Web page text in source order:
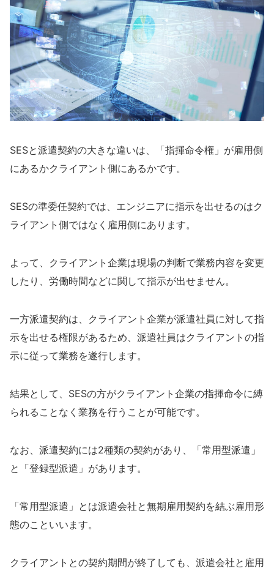
SESと派遣契約の大きな違いは、「指揮命令権」が雇用側
にあるかクライアント側にあるかです。
SESの準委任契約では、エンジニアに指示を出せるのはク
ライアント側ではなく雇用側にあります。
よって、クライアント企業は現場の判断で業務内容を変更
したり、労働時間などに関して指示が出せません。
一方派遣契約は、クライアント企業が派遣社員に対して指
示を出せる権限があるため、派遣社員はクライアントの指
示に従って業務を遂行します。
結果として、SESの方がクライアント企業の指揮命令に縛
られることなく業務を行うことが可能です。
なお、派遣契約には2種類の契約があり、「常用型派遣」
と「登録型派遣」があります。
「常用型派遣」とは派遣会社と無期雇用契約を結ぶ雇用形
態のこといいます。
クライアントとの契約期間が終了しても、派遣会社と雇用